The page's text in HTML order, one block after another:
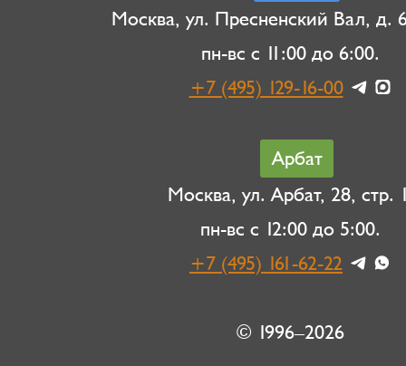
Москва, ул. Пресненский Вал, д.
пн-вс с 11:00 до 6:00.
+7 (495) 129-16-00
Арбат
Москва, ул. Арбат, 28, стр.
пн-вс с 12:00 до 5:00.
+7 (495) 161-62-22
© 1996–2026